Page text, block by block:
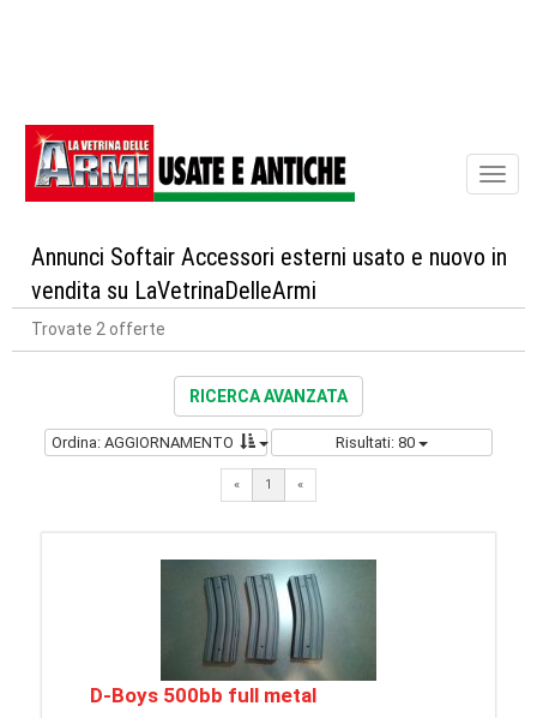
Annunci Softair Accessori esterni usato e nuovo in
vendita su LaVetrinaDelleArmi
Trovate 2 offerte
RICERCA AVANZATA
Ordina: AGGIORNAMENTO Risultati: 80
« 1 «
D-Boys 500bb full metal